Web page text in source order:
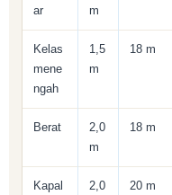
ar
m
Kelas
mene
ngah
1,5
m
18 m
Berat
2,0
m
18 m
Kapal
2,0
20 m